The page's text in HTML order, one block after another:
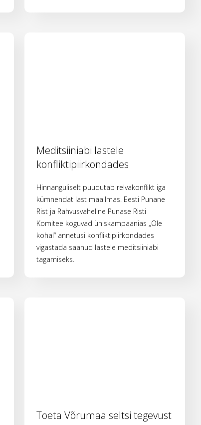
Meditsiiniabi lastele
konfliktipiirkondades
Hinnanguliselt puudutab relvakonflikt iga
kümnendat last maailmas. Eesti Punane
Rist ja Rahvusvaheline Punase Risti
Komitee koguvad ühiskampaanias „Ole
kohal“ annetusi konfliktipiirkondades
vigastada saanud lastele meditsiiniabi
tagamiseks.
Toeta Võrumaa seltsi tegevust